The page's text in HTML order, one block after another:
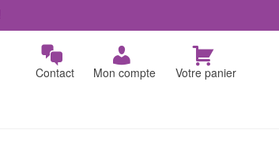
Contact
Mon compte Votre panier